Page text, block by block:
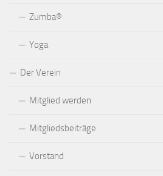
Zumba®
Yoga
Der Verein
Mitglied werden
Mitgliedsbeiträge
Vorstand